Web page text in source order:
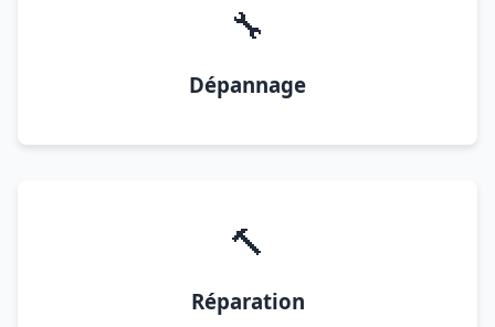
🔧
Dépannage
🔨
Réparation